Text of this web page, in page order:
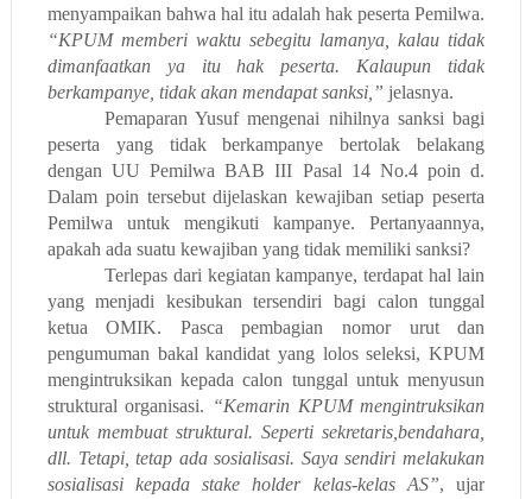
menyampaikan bahwa hal itu adalah hak peserta Pemilwa.
“KPUM memberi waktu sebegitu lamanya, kalau tidak
dimanfaatkan ya itu hak peserta. Kalaupun tidak
berkampanye, tidak akan mendapat sanksi,” jelasnya.
Pemaparan Yusuf mengenai nihilnya sanksi bagi
peserta yang tidak berkampanye bertolak belakang
dengan UU Pemilwa BAB III Pasal 14 No.4 poin d.
Dalam poin tersebut dijelaskan kewajiban setiap peserta
Pemilwa untuk mengikuti kampanye. Pertanyaannya,
apakah ada suatu kewajiban yang tidak memiliki sanksi?
Terlepas dari kegiatan kampanye, terdapat hal lain
yang menjadi kesibukan tersendiri bagi calon tunggal
ketua OMIK. Pasca pembagian nomor urut dan
pengumuman bakal kandidat yang lolos seleksi, KPUM
mengintruksikan kepada calon tunggal untuk menyusun
struktural organisasi. “Kemarin KPUM mengintruksikan
untuk membuat struktural. Seperti sekretaris,bendahara,
dll. Tetapi, tetap ada sosialisasi. Saya sendiri melakukan
sosialisasi kepada stake holder kelas-kelas AS”, ujar